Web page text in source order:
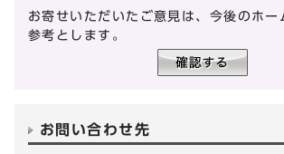
お寄せいただいたご意見は、今後のホー
参考とします。
お問い合わせ先